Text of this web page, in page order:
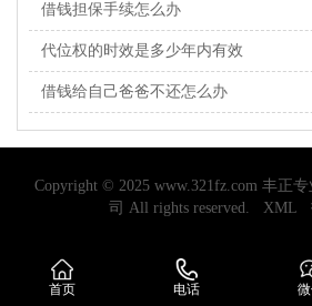
借钱担保手续怎么办
代位权的时效是多少年内有效
借钱给自己爸爸不还怎么办
Copyright © 2025 www.321fz.com 丰正
司 All rights reserved.
XML
首页 电话